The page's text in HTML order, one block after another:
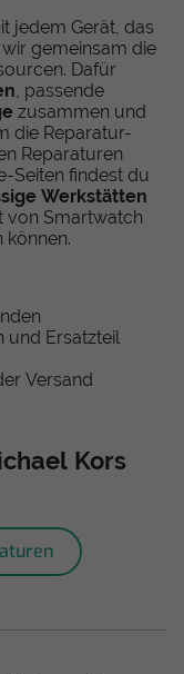
jedem Gerät, das
gemeinsam die
Dafür
, passende
zusammen und
die Reparatur-
Reparaturen
Seiten findest du
Werkstätten
von Smartwatch
können.
und Ersatzteil
Versand
Kors